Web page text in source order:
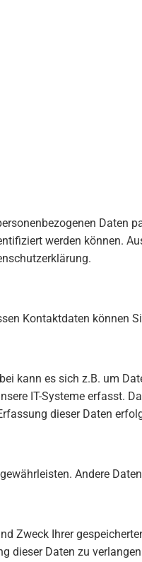
Daten
werden können.
Kontaktdaten können
kann es sich z.B. um
IT-Systeme erfasst.
dieser Daten
Andere
Zweck Ihrer
dieser Daten zu